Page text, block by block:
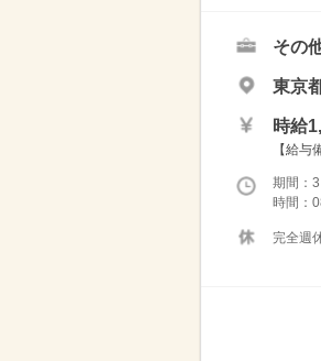
その
東京
時給
【給
期間
時間：
完全週